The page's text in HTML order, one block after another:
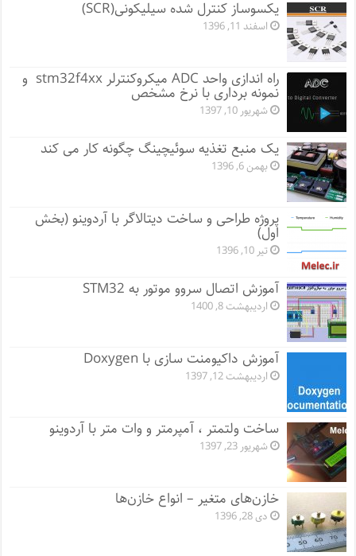
یکسوساز کنترل شده سیلیکونی(SCR)
اسفند 11, 1396
راه اندازی واحد ADC میکروکنترلر stm32f4xx و
نمونه برداری با نرخ مشخص
شهریور 10, 1397
یک منبع تغذیه سوئیچینگ چگونه کار می کند
بهمن 6, 1396
پروژه طراحی و ساخت دیتالاگر با آردوینو (بخش
اول)
تیر 10, 1396
آموزش اتصال سروو موتور به STM32
اردیبهشت 8, 1400
آموزش داکیومنت سازی با Doxygen
اردیبهشت 12, 1397
ساخت ولتمتر ، آمپرمتر و وات متر با آردوینو
شهریور 23, 1397
خازن‌های متغیر – انواع خازن‌ها
دی 28, 1396